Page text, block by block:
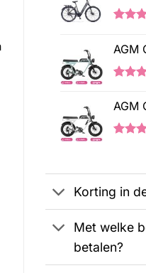
op
AGM
5.00
op
AGM
Korting in
Met welke
betalen?